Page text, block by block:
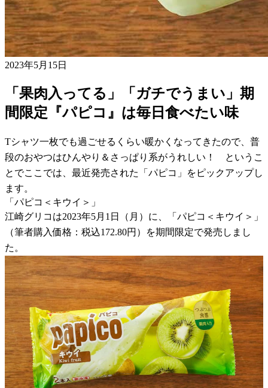
2023年5月15日
「果肉入ってる」「ガチでうまい」期
間限定『パピコ』は毎日食べたい味
Tシャツ一枚でも過ごせるくらい暖かくなってきたので、普
段のおやつはひんやり＆さっぱり系がうれしい！ というこ
とでここでは、最近発売された「パピコ」をピックアップし
ます。
「パピコ＜キウイ＞」
江崎グリコは2023年5月1日（月）に、「パピコ＜キウイ＞」
（筆者購入価格：税込172.80円）を期間限定で発売しまし
た。